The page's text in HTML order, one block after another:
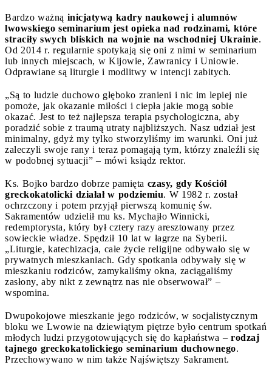
Bardzo ważną inicjatywą kadry naukowej i alumnów
lwowskiego seminarium jest opieka nad rodzinami, które
straciły swych bliskich na wojnie na wschodniej Ukrainie.
Od 2014 r. regularnie spotykają się oni z nimi w seminarium
lub innych miejscach, w Kijowie, Zawranicy i Uniowie.
Odprawiane są liturgie i modlitwy w intencji zabitych.
„Są to ludzie duchowo głęboko zranieni i nic im lepiej nie
pomoże, jak okazanie miłości i ciepła jakie mogą sobie
okazać. Jest to też najlepsza terapia psychologiczna, aby
poradzić sobie z traumą utraty najbliższych. Nasz udział jest
minimalny, gdyż my tylko stworzyliśmy im warunki. Oni już
zaleczyli swoje rany i teraz pomagają tym, którzy znaleźli się
w podobnej sytuacji” – mówi ksiądz rektor.
Ks. Bojko bardzo dobrze pamięta czasy, gdy Kościół
greckokatolicki działał w podziemiu. W 1982 r. został
ochrzczony i potem przyjął pierwszą komunię św.
Sakramentów udzielił mu ks. Mychajło Winnicki,
redemptorysta, który był cztery razy aresztowany przez
sowieckie władze. Spędził 10 lat w łagrze na Syberii.
„Liturgie, katechizacja, całe życie religijne odbywało się w
prywatnych mieszkaniach. Gdy spotkania odbywały się w
mieszkaniu rodziców, zamykaliśmy okna, zaciągaliśmy
zasłony, aby nikt z zewnątrz nas nie obserwował” –
wspomina.
Dwupokojowe mieszkanie jego rodziców, w socjalistycznym
bloku we Lwowie na dziewiątym piętrze było centrum spotkań
młodych ludzi przygotowujących się do kapłaństwa – rodzaj
tajnego greckokatolickiego seminarium duchownego.
Przechowywano w nim także Najświętszy Sakrament.